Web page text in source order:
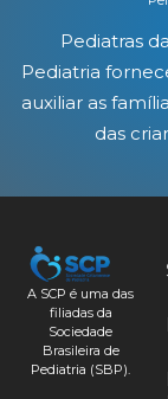
Pediatras
Pediatria
auxiliar as
das
A SCP é uma das
filiadas da
Sociedade
Brasileira de
Pediatria (SBP).